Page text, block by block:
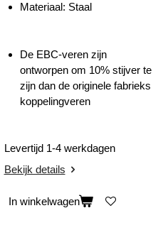
Materiaal: Staal
De EBC-veren zijn
ontworpen om 10% stijver te
zijn dan de originele fabrieks
koppelingveren
Levertijd 1-4 werkdagen
Bekijk details
In winkelwagen